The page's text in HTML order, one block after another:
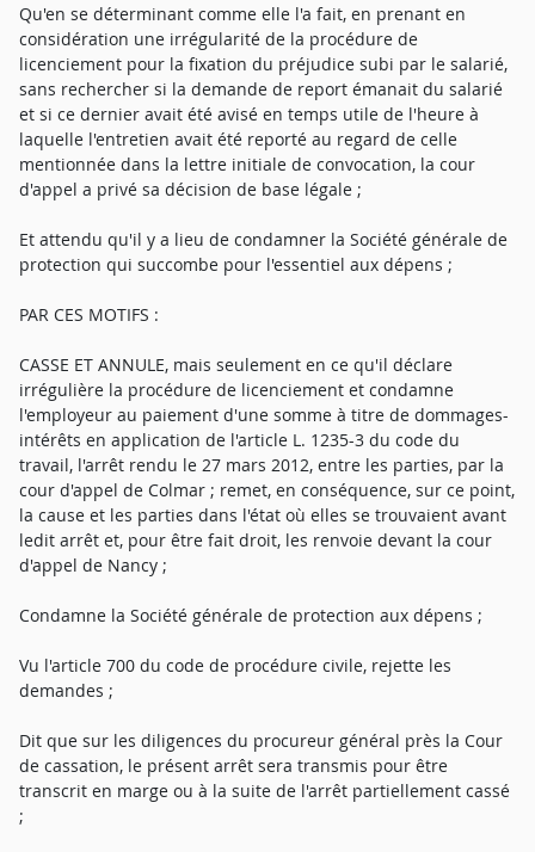
Qu'en se déterminant comme elle l'a fait, en prenant en
considération une irrégularité de la procédure de
licenciement pour la fixation du préjudice subi par le salarié,
sans rechercher si la demande de report émanait du salarié
et si ce dernier avait été avisé en temps utile de l'heure à
laquelle l'entretien avait été reporté au regard de celle
mentionnée dans la lettre initiale de convocation, la cour
d'appel a privé sa décision de base légale ;
Et attendu qu'il y a lieu de condamner la Société générale de
protection qui succombe pour l'essentiel aux dépens ;
PAR CES MOTIFS :
CASSE ET ANNULE, mais seulement en ce qu'il déclare
irrégulière la procédure de licenciement et condamne
l'employeur au paiement d'une somme à titre de dommages-
intérêts en application de l'article L. 1235-3 du code du
travail, l'arrêt rendu le 27 mars 2012, entre les parties, par la
cour d'appel de Colmar ; remet, en conséquence, sur ce point,
la cause et les parties dans l'état où elles se trouvaient avant
ledit arrêt et, pour être fait droit, les renvoie devant la cour
d'appel de Nancy ;
Condamne la Société générale de protection aux dépens ;
Vu l'article 700 du code de procédure civile, rejette les
demandes ;
Dit que sur les diligences du procureur général près la Cour
de cassation, le présent arrêt sera transmis pour être
transcrit en marge ou à la suite de l'arrêt partiellement cassé
;